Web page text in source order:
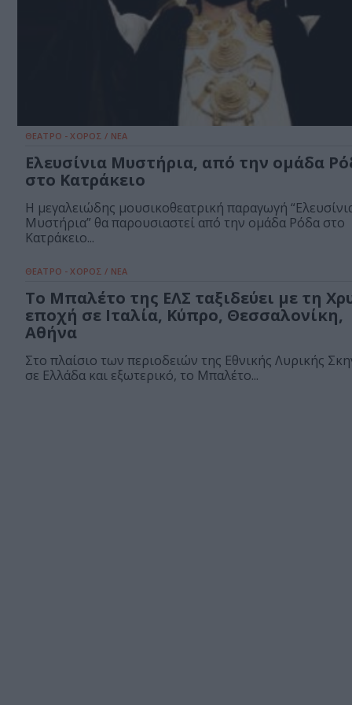
ΘΕΑΤΡΟ - ΧΟΡΟΣ / ΝΕΑ
Ελευσίνια Μυστήρια, από την ομάδα
στο Κατράκειο
Η μεγαλειώδης μουσικοθεατρική παραγωγή
Μυστήρια” θα παρουσιαστεί από την ομάδα Ρόδα στο
Κατράκειο...
ΘΕΑΤΡΟ - ΧΟΡΟΣ / ΝΕΑ
Το Μπαλέτο της ΕΛΣ ταξιδεύει με τη
εποχή σε Ιταλία, Κύπρο, Θεσσαλονίκη,
Αθήνα
Στο πλαίσιο των περιοδειών της Εθνικής Λυρικής
σε Ελλάδα και εξωτερικό, το Μπαλέτο...